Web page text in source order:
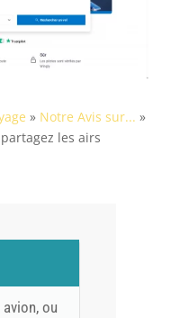
» Notre Avis sur... »
les airs
ou